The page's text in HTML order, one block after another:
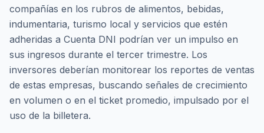
compañías en los rubros de alimentos, bebidas,
indumentaria, turismo local y servicios que estén
adheridas a Cuenta DNI podrían ver un impulso en
sus ingresos durante el tercer trimestre. Los
inversores deberían monitorear los reportes de ventas
de estas empresas, buscando señales de crecimiento
en volumen o en el ticket promedio, impulsado por el
uso de la billetera.